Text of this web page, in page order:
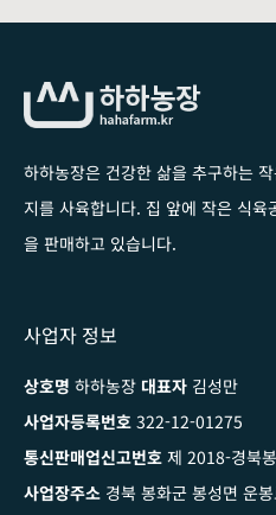
하하농장은 건강한 삶을 추구하는
지를 사육합니다. 집 앞에 작은 식
을 판매하고 있습니다.
사업자 정보
상호명 하하농장 대표자 김성만
사업자등록번호 322-12-01275
통신판매업신고번호 제 2018-경북
사업장주소 경북 봉화군 봉성면 운